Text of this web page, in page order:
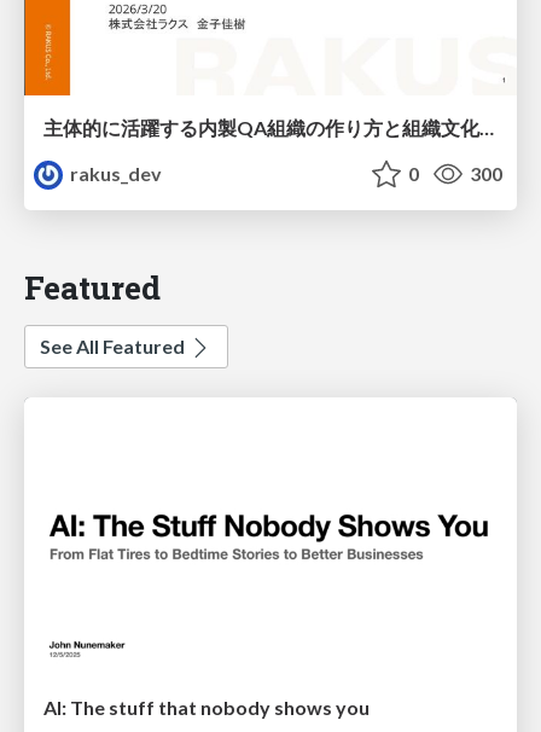
主体的に活躍する内製QA組織の作り方と組織文化の醸成 / How to Build a Proactive In-house QA Organization and Foster Its Culture
rakus_dev
0 300
Featured
See All Featured
AI: The stuff that nobody shows you